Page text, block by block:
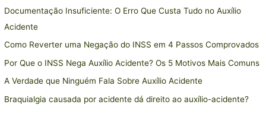
Documentação Insuficiente: O Erro Que Custa Tudo no Auxílio
Acidente
Como Reverter uma Negação do INSS em 4 Passos Comprovados
Por Que o INSS Nega Auxílio Acidente? Os 5 Motivos Mais Comuns
A Verdade que Ninguém Fala Sobre Auxílio Acidente
Braquialgia causada por acidente dá direito ao auxílio-acidente?